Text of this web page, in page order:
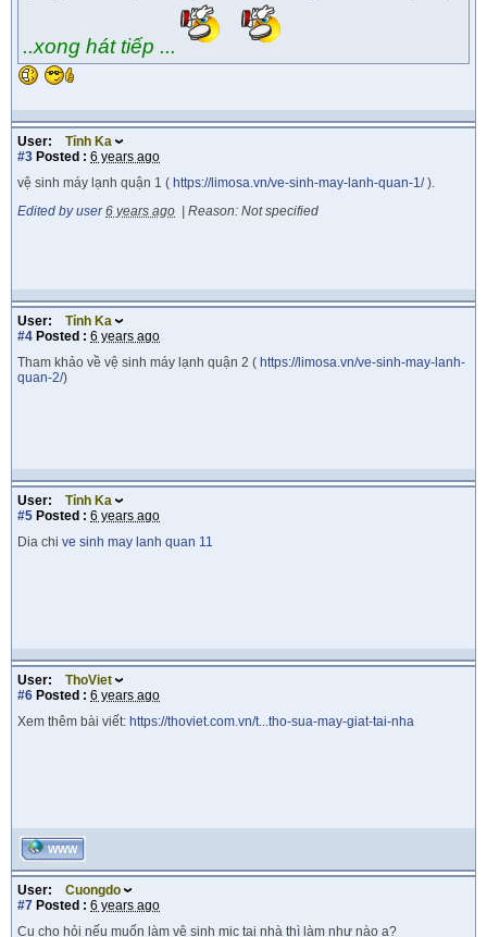
..xong hát tiếp ...
User:
Tỉnh Ka
#3 Posted : 6 years ago
vệ sinh máy lạnh quận 1 ( https://limosa.vn/ve-sinh-may-lanh-quan-1/).
Edited by user 6 years ago Reason: Not specified
User:
Tỉnh Ka
#4 Posted : 6 years ago
Tham khảo về vệ sinh máy lạnh quận 2 ( https://limosa.vn/ve-sinh-may-lanh-
quan-2/)
User:
Tỉnh Ka
#5 Posted : 6 years ago
Dia chi ve sinh may lanh quan 11
User:
ThoViet
#6 Posted : 6 years ago
Xem thêm bài viết: https://thoviet.com.vn/t...tho-sua-may-giat-tai-nha
WWW
User:
Cuongdo
#7 Posted : 6 years ago
Cụ cho hỏi nếu muốn làm vệ sinh mic tại nhà thì làm như nào ạ?